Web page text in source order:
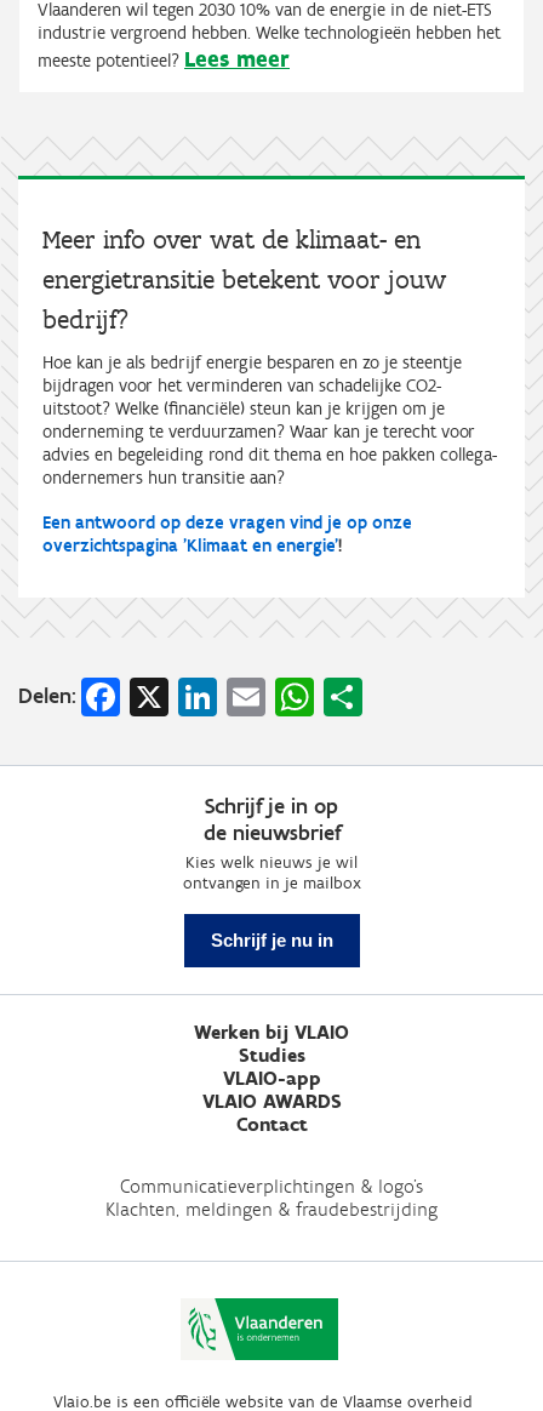
Vlaanderen wil tegen 2030 10% van de energie in de niet-ETS
industrie vergroend hebben. Welke technologieën hebben het
meeste potentieel? Lees meer
Meer info over wat de klimaat- en
energietransitie betekent voor jouw
bedrijf?
Hoe kan je als bedrijf energie besparen en zo je steentje
bijdragen voor het verminderen van schadelijke CO2-
uitstoot? Welke (financiële) steun kan je krijgen om je
onderneming te verduurzamen? Waar kan je terecht voor
advies en begeleiding rond dit thema en hoe pakken collega-
ondernemers hun transitie aan?
Een antwoord op deze vragen vind je op onze
overzichtspagina 'Klimaat en energie'!
Delen: Facebook
X LinkedIn
EmailWhatsApp
Schrijf je in op
de nieuwsbrief
Kies welk nieuws je wil
ontvangen in je mailbox
Schrijf je nu in
Werken bij VLAIO
Studies
VLAIO-app
VLAIO AWARDS
Contact
Communicatieverplichtingen & logo's
Klachten, meldingen & fraudebestrijding
Vlaio.be is een officiële website van de Vlaamse overheid